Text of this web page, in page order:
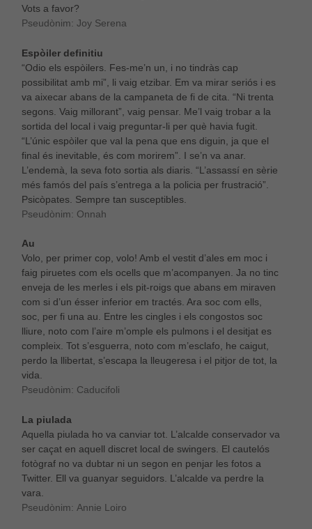
Vots a favor?
Pseudònim: Joy Serena
Espòiler definitiu
“Odio els espòilers. Fes-me’n un, i no tindràs cap
possibilitat amb mi”, li vaig etzibar. Em va mirar seriós i es
va aixecar abans de la campaneta de fi de cita. “Ni trenta
segons. Vaig millorant”, vaig pensar. Me’l vaig trobar a la
sortida del local i vaig preguntar-li per què havia fugit.
“L’únic espòiler que val la pena que ens diguin, ja que el
final és inevitable, és com morirem”. I se’n va anar.
L’endemà, la seva foto sortia als diaris. “L’assassí en sèrie
més famós del país s’entrega a la policia per frustració”.
Psicòpates. Sempre tan susceptibles.
Pseudònim: Onnah
Au
Volo, per primer cop, volo! Amb el vestit d’ales em moc i
faig piruetes com els ocells que m’acompanyen. Ja no tinc
enveja de les merles i els pit-roigs que abans em miraven
com si d’un ésser inferior em tractés. Ara soc com ells,
soc, per fi una au. Entre les cingles i els congostos soc
lliure, noto com l’aire m’omple els pulmons i el desitjat es
compleix. Tot s’esguerra, noto com m’esclafo, he caigut,
perdo la llibertat, s’escapa la lleugeresa i el pitjor de tot, la
vida.
Pseudònim: Caducifoli
La piulada
Aquella piulada ho va canviar tot. L’alcalde conservador va
ser caçat en aquell discret local de swingers. El cautelós
fotògraf no va dubtar ni un segon en penjar les fotos a
Twitter. Ell va guanyar seguidors. L’alcalde va perdre la
vara.
Pseudònim: Annie Loiro